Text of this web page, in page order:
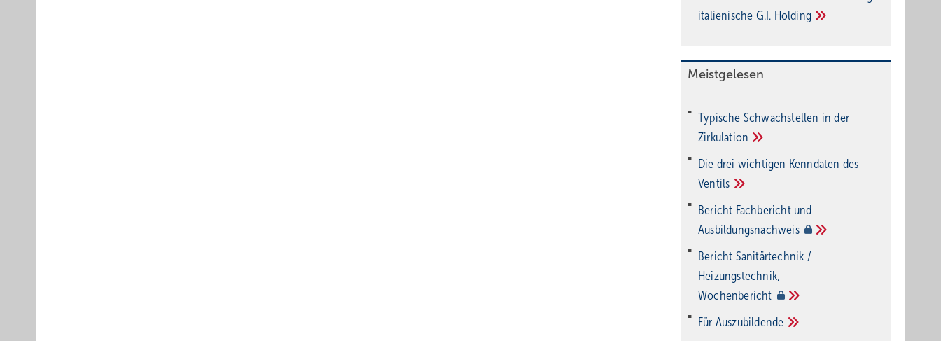
italienische G.I. Holding
Meistgelesen
Typische Schwachstellen in der
Zirkulation
Die drei wichtigen Kenndaten des
Ventils
Bericht Fachbericht und
Ausbildungsnachweis
Bericht Sanitärtechnik /
Heizungstechnik,
Wochenbericht
Für Auszubildende